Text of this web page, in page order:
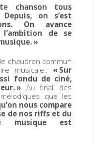
chanson tous
Depuis, on s’est
On avance
de se
»
chaudron commun
musicale : « Sur
fondu de ciné,
» Au final, des
que les
nous compare
de nos riffs et du
musique est